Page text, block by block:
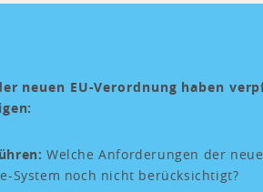
neuen EU-Verordnung haben
Welche Anforderungen der
System noch nicht berücksichtigt?